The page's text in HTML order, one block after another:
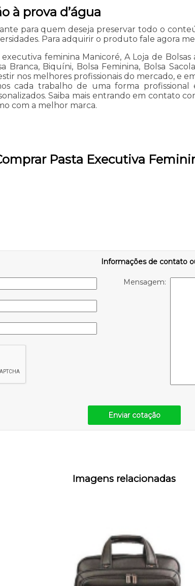
à prova d’água
para quem deseja preservar todo o
Para adquirir o produto fale agora
feminina Manicoré, A Loja de
Branca, Biquíni, Bolsa Feminina, Bolsa
nos melhores profissionais do mercado, e
cada trabalho de uma forma profissional
Saiba mais entrando em contato
com a melhor marca.
Pasta Executiva
Informações de contato
Mensagem:
Enviar cotação
Imagens relacionadas